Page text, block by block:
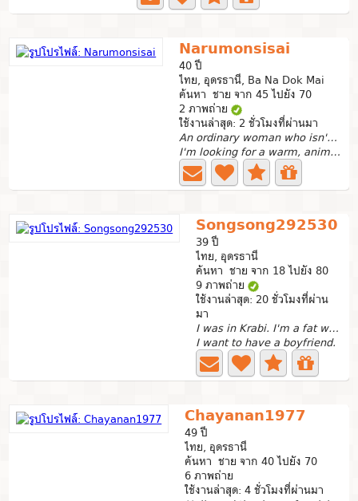
Narumonsisai
40 ปี
ไทย, อุดรธานี, Ba Na Dok Mai
ค้นหา ชาย จาก 45 ไปยัง 70
2 ภาพถ่าย
ใช้งานล่าสุด: 2 ชั่วโมงที่ผ่านมา
An ordinary woman who isn't beautiful and prefers
I'm looking for a warm, animal-loving man who appreciates...
Songsong292530
39 ปี
ไทย, อุดรธานี
ค้นหา ชาย จาก 18 ไปยัง 80
9 ภาพถ่าย
ใช้งานล่าสุด: 20 ชั่วโมงที่ผ่าน
มา
I was in Krabi. I'm a fat woman.
I want to have a boyfriend.
Chayanan1977
49 ปี
ไทย, อุดรธานี
ค้นหา ชาย จาก 40 ไปยัง 70
6 ภาพถ่าย
ใช้งานล่าสุด: 4 ชั่วโมงที่ผ่านมา